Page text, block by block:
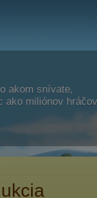
akom snívate,
ako miliónov